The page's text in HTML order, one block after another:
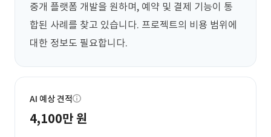
중개 플랫폼 개발을 원하며, 예약 및 결제 기능이 통
합된 사례를 찾고 있습니다. 프로젝트의 비용 범위에
대한 정보도 필요합니다.
AI 예상 견적
4,100만 원